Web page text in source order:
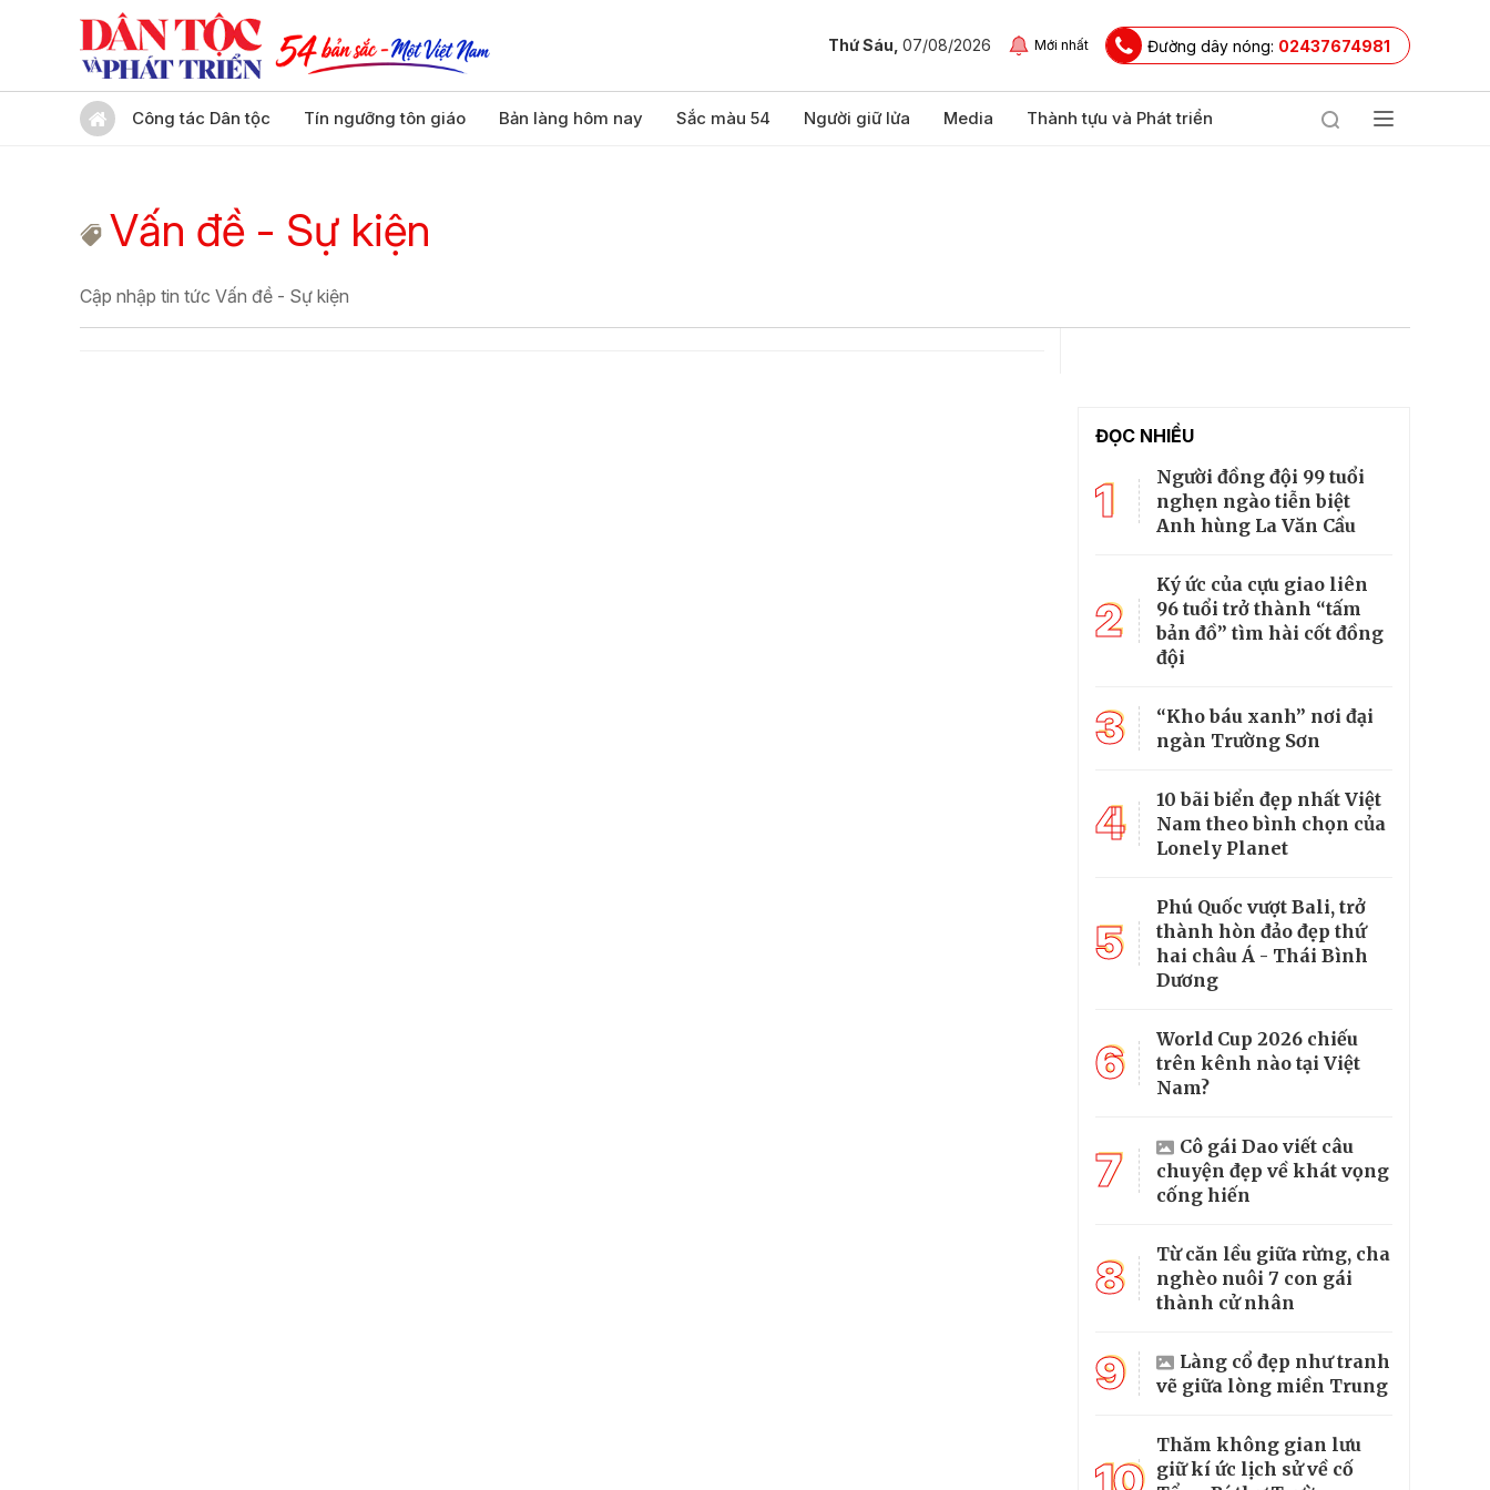
Thứ Sáu, 07/08/2026 Mới nhất Đường dây nóng: 02437674981
Công tác Dân tộc Tín ngưỡng tôn giáo Bản làng hôm nay Sắc màu 54 Người giữ lửa Media Thành tựu và Phát triển
Vấn đề - Sự kiện
Cập nhập tin tức Vấn đề - Sự kiện
ĐỌC NHIỀU
1
Người đồng đội 99 tuổi
nghẹn ngào tiễn biệt
Anh hùng La Văn Cầu
2
Ký ức của cựu giao liên
96 tuổi trở thành “tấm
bản đồ” tìm hài cốt đồng
đội
3
“Kho báu xanh” nơi đại
ngàn Trường Sơn
4
10 bãi biển đẹp nhất Việt
Nam theo bình chọn của
Lonely Planet
5
Phú Quốc vượt Bali, trở
thành hòn đảo đẹp thứ
hai châu Á - Thái Bình
Dương
6
World Cup 2026 chiếu
trên kênh nào tại Việt
Nam?
7
Cô gái Dao viết câu
chuyện đẹp về khát vọng
cống hiến
8
Từ căn lều giữa rừng, cha
nghèo nuôi 7 con gái
thành cử nhân
9
Làng cổ đẹp như tranh
vẽ giữa lòng miền Trung
Thăm không gian lưu
giữ kí ức lịch sử về cố